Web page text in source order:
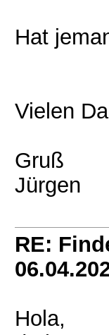
Hat
Vielen
Gruß
Jürgen
RE:
Hola,